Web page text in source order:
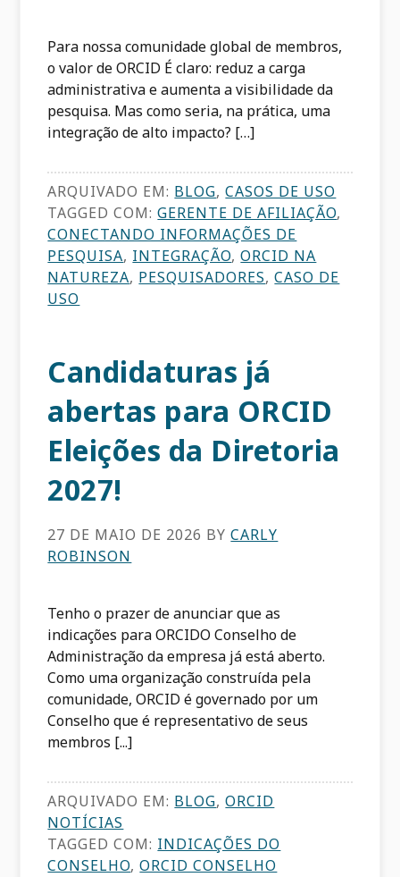
Para nossa comunidade global de membros,
o valor de ORCID É claro: reduz a carga
administrativa e aumenta a visibilidade da
pesquisa. Mas como seria, na prática, uma
integração de alto impacto? […]
ARQUIVADO EM: BLOG,CASOS DE USO
TAGGED COM:GERENTE DE AFILIAÇÃO,
CONECTANDO INFORMAÇÕES DE
PESQUISA, INTEGRAÇÃO,ORCID NA
NATUREZA, PESQUISADORES,CASO DE
USO
Candidaturas já
abertas para ORCID
Eleições da Diretoria
2027!
27 DE MAIO DE 2026 BYCARLY
ROBINSON
Tenho o prazer de anunciar que as
indicações para ORCIDO Conselho de
Administração da empresa já está aberto.
Como uma organização construída pela
comunidade, ORCID é governado por um
Conselho que é representativo de seus
membros [...]
ARQUIVADO EM: BLOG,ORCID
NOTÍCIAS
TAGGED COM: INDICAÇÕES DO
CONSELHO,ORCID CONSELHO